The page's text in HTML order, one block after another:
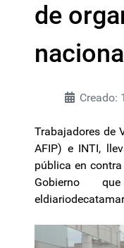
de
Creado:
Trabajadores de
AFIP) e INTI,
pública en
Gobierno